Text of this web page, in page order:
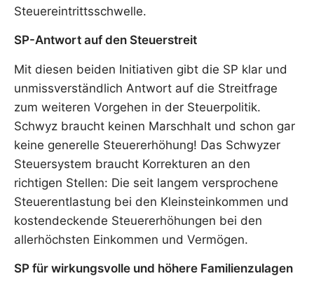
Steuereintrittsschwelle.
SP-Antwort auf den Steuerstreit
Mit diesen beiden Initiativen gibt die SP klar und
unmissverständlich Antwort auf die Streitfrage
zum weiteren Vorgehen in der Steuerpolitik.
Schwyz braucht keinen Marschhalt und schon gar
keine generelle Steuererhöhung! Das Schwyzer
Steuersystem braucht Korrekturen an den
richtigen Stellen: Die seit langem versprochene
Steuerentlastung bei den Kleinsteinkommen und
kostendeckende Steuererhöhungen bei den
allerhöchsten Einkommen und Vermögen.
SP für wirkungsvolle und höhere Familienzulagen